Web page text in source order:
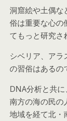
洞窟絵や土偶な
俗は重要な心の
てもっと研究さ
シベリア、ア
の習俗はあるの
DNA分析と共
南方の海の民の
地域を経て北・